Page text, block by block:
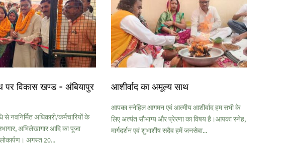
पर विकास खण्ड - अंबियापुर
से नवनिर्मित अधिकारी/कर्मचारियों के
अभिलेखागार आदि का पूजा
अगस्त 20...
आशीर्वाद का अमूल्य साथ
आपका स्नेहिल आगमन एवं आत्मीय आशीर्वाद हम सभी के
लिए अत्यंत सौभाग्य और प्रेरणा का विषय है।आपका स्नेह,
मार्गदर्शन एवं शुभाशीष सदैव हमें जनसेवा...